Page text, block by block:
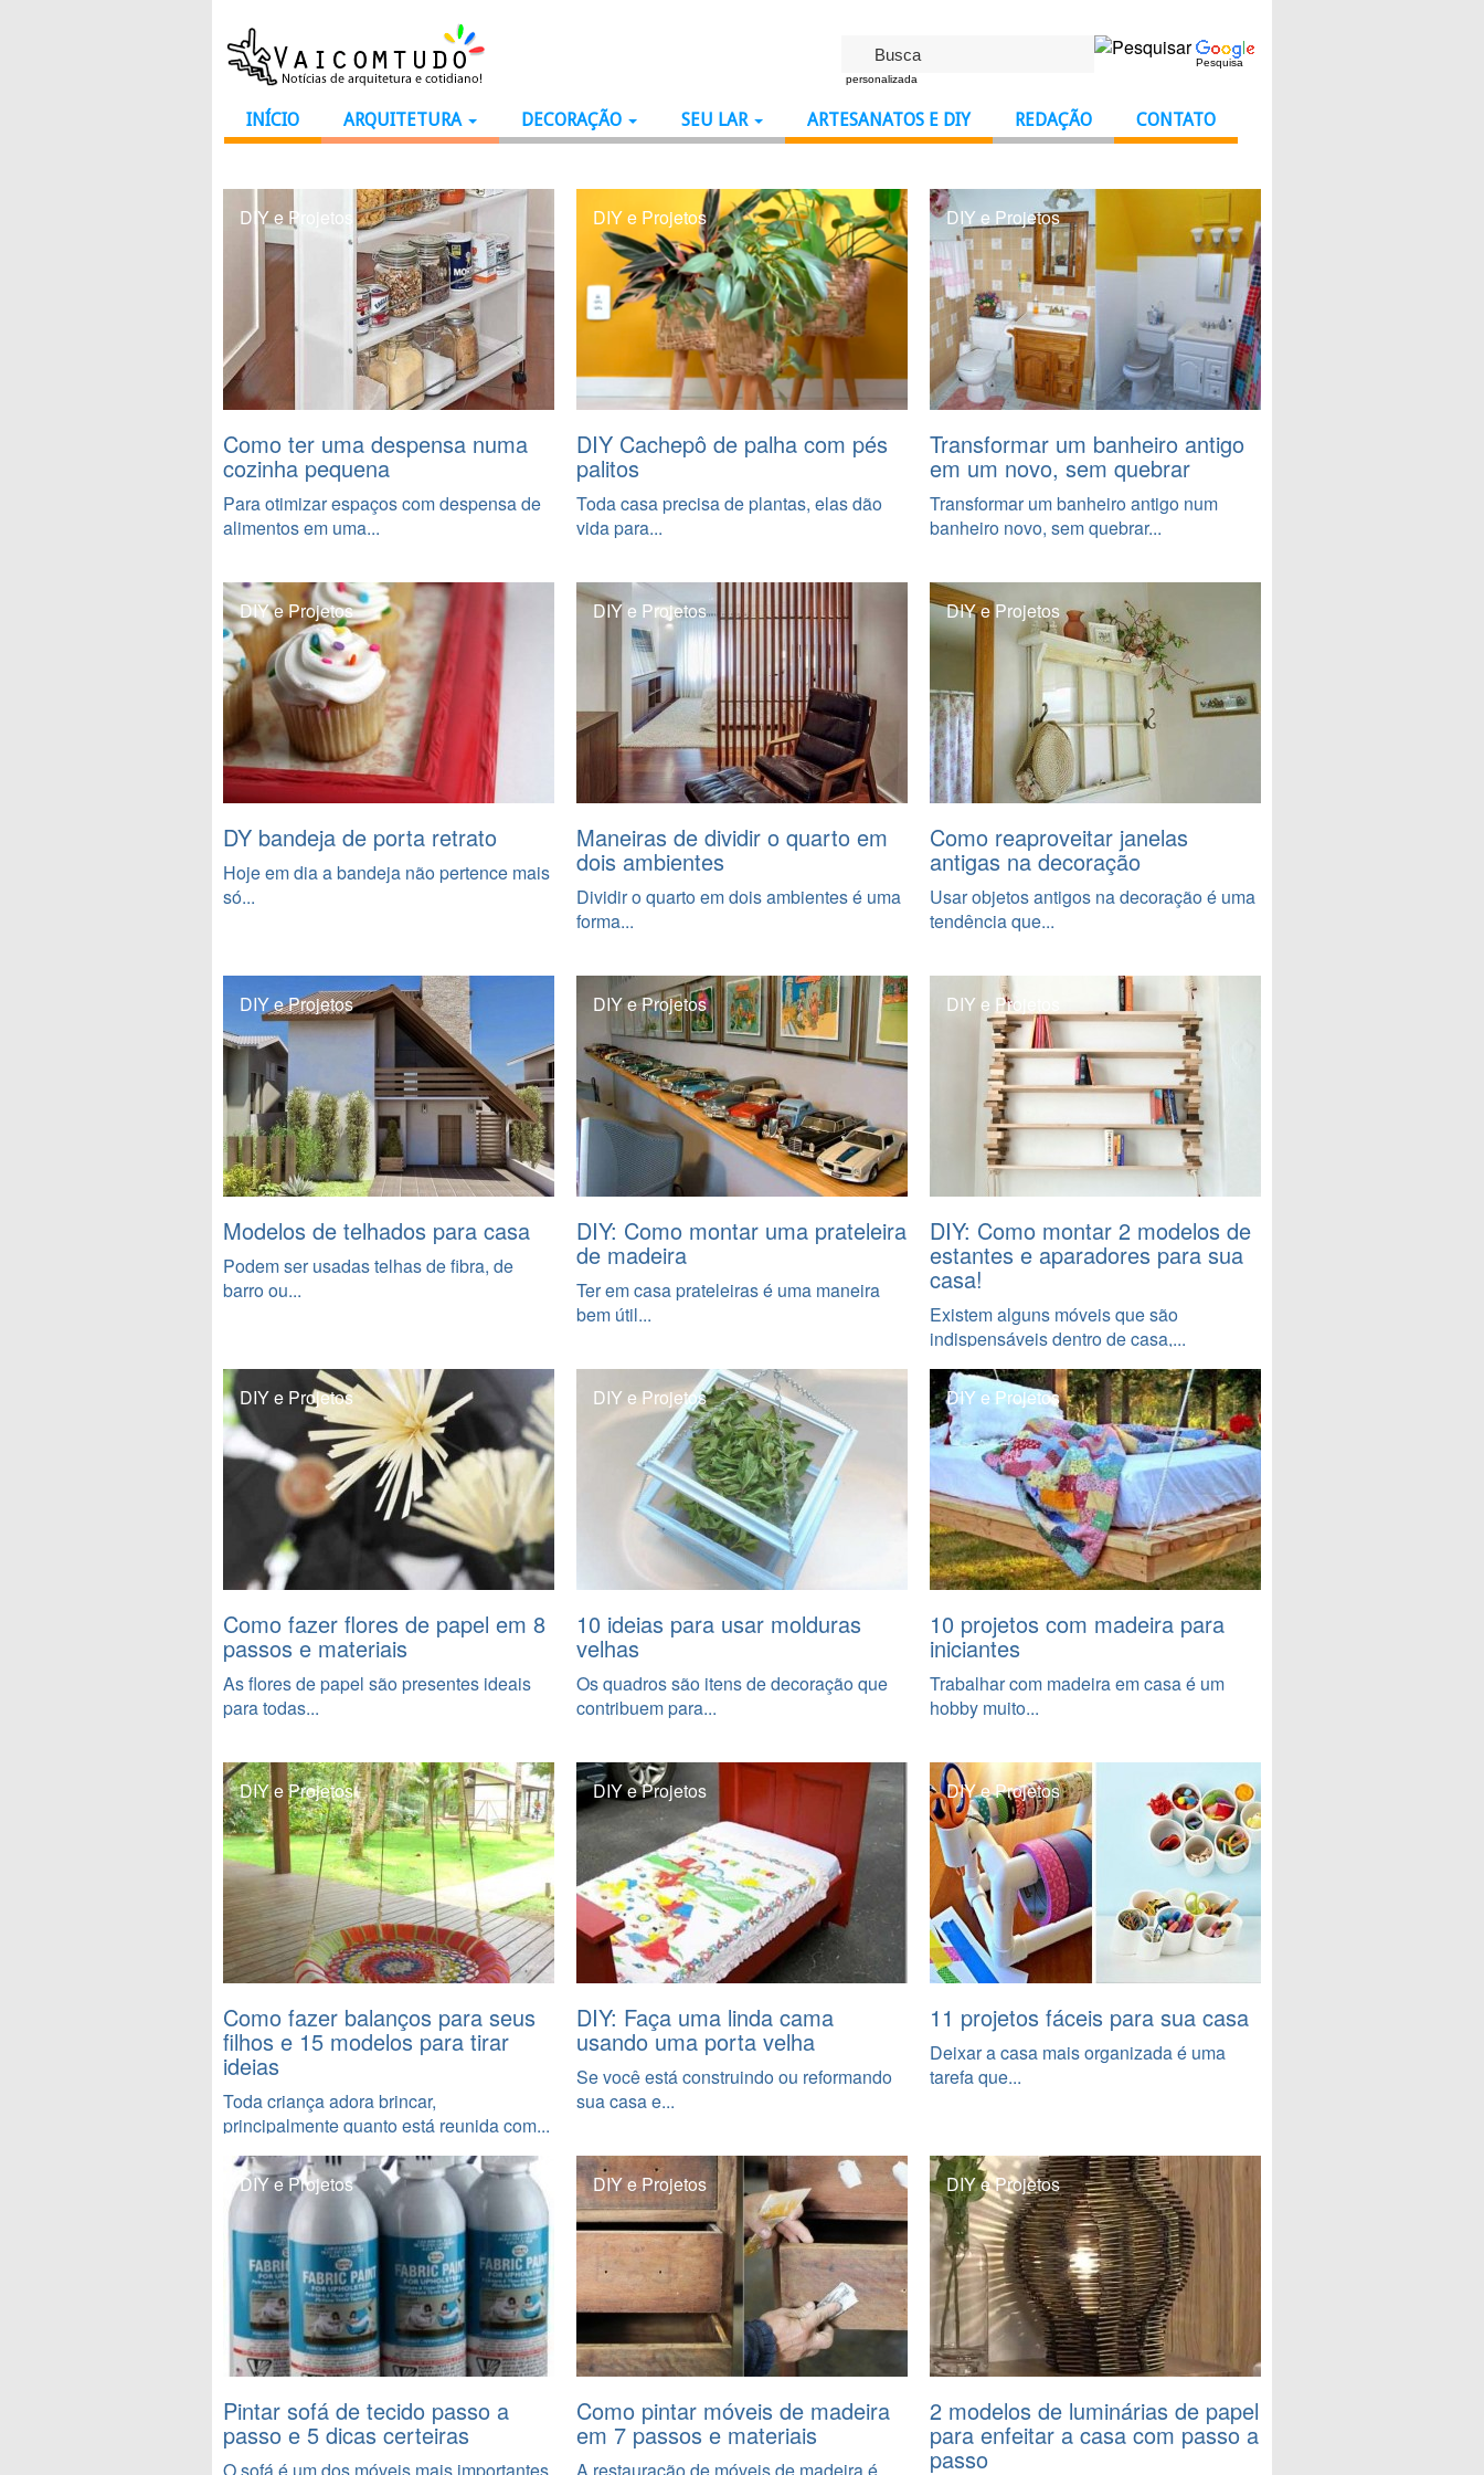
Pesquisa
personalizada
INÍCIO ARQUITETURA DECORAÇÃO SEU LAR ARTESANATOS E DIY REDAÇÃO CONTATO
DIY e Projetos
Como ter uma despensa numa
cozinha pequena
Para otimizar espaços com despensa de
alimentos em uma...
DIY e Projetos
DIY Cachepô de palha com pés
palitos
Toda casa precisa de plantas, elas dão
vida para...
DIY e Projetos
Transformar um banheiro antigo
em um novo, sem quebrar
Transformar um banheiro antigo num
banheiro novo, sem quebrar...
DIY e Projetos
DY bandeja de porta retrato
Hoje em dia a bandeja não pertence mais
só...
DIY e Projetos
Maneiras de dividir o quarto em
dois ambientes
Dividir o quarto em dois ambientes é uma
forma...
DIY e Projetos
Como reaproveitar janelas
antigas na decoração
Usar objetos antigos na decoração é uma
tendência que...
DIY e Projetos
Modelos de telhados para casa
Podem ser usadas telhas de fibra, de
barro ou...
DIY e Projetos
DIY: Como montar uma prateleira
de madeira
Ter em casa prateleiras é uma maneira
bem útil...
DIY e Projetos
DIY: Como montar 2 modelos de
estantes e aparadores para sua
casa!
Existem alguns móveis que são
indispensáveis dentro de casa,...
DIY e Projetos
Como fazer flores de papel em 8
passos e materiais
As flores de papel são presentes ideais
para todas...
DIY e Projetos
10 ideias para usar molduras
velhas
Os quadros são itens de decoração que
contribuem para...
DIY e Projetos
10 projetos com madeira para
iniciantes
Trabalhar com madeira em casa é um
hobby muito...
DIY e Projetos
Como fazer balanços para seus
filhos e 15 modelos para tirar
ideias
Toda criança adora brincar,
principalmente quanto está reunida com...
DIY e Projetos
DIY: Faça uma linda cama
usando uma porta velha
Se você está construindo ou reformando
sua casa e...
DIY e Projetos
11 projetos fáceis para sua casa
Deixar a casa mais organizada é uma
tarefa que...
DIY e Projetos
Pintar sofá de tecido passo a
passo e 5 dicas certeiras
DIY e Projetos
Como pintar móveis de madeira
em 7 passos e materiais
DIY e Projetos
2 modelos de luminárias de papel
para enfeitar a casa com passo a
passo